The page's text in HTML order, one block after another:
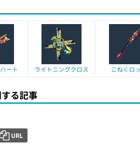
ート ライトニングクロス こねくロ
る記事
URL